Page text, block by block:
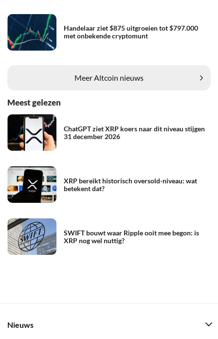
Handelaar ziet $875 uitgroeien tot $797.000
met onbekende cryptomunt
Meer Altcoin nieuws
Meest gelezen
ChatGPT ziet XRP koers naar dit niveau stijgen
31 december 2026
XRP bereikt historisch oversold-niveau: wat
betekent dat?
SWIFT bouwt waar Ripple ooit mee begon: is
XRP nog wel nuttig?
Nieuws